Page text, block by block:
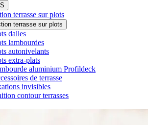
terrasse sur plots
terrasse sur plots
dalles
lambourdes
autonivelants
extra-plats
aluminium Profildeck
de terrasse
invisibles
contour terrasses